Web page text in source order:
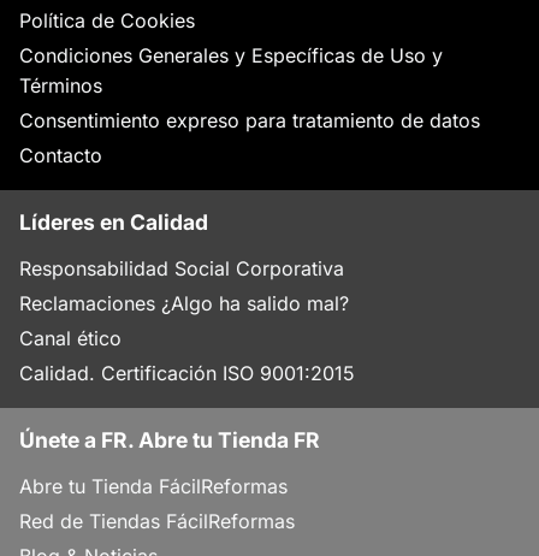
Política de Cookies
Condiciones Generales y Específicas de Uso y
Términos
Consentimiento expreso para tratamiento de datos
Contacto
Líderes en Calidad
Responsabilidad Social Corporativa
Reclamaciones ¿Algo ha salido mal?
Canal ético
Calidad. Certificación ISO 9001:2015
Únete a FR. Abre tu Tienda FR
Abre tu Tienda FácilReformas
Red de Tiendas FácilReformas